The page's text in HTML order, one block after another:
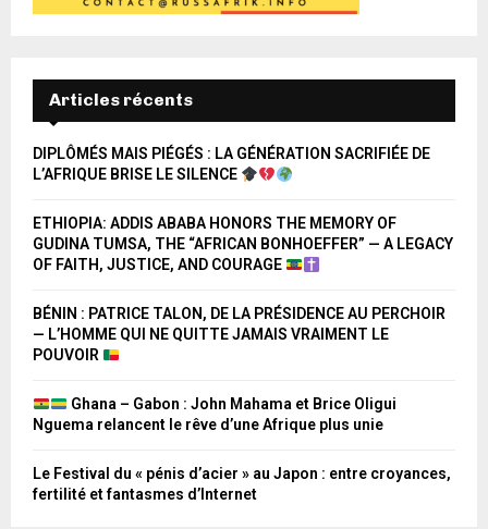
Articles récents
DIPLÔMÉS MAIS PIÉGÉS : LA GÉNÉRATION SACRIFIÉE DE
L’AFRIQUE BRISE LE SILENCE
ETHIOPIA: ADDIS ABABA HONORS THE MEMORY OF
GUDINA TUMSA, THE “AFRICAN BONHOEFFER” — A LEGACY
OF FAITH, JUSTICE, AND COURAGE
BÉNIN : PATRICE TALON, DE LA PRÉSIDENCE AU PERCHOIR
— L’HOMME QUI NE QUITTE JAMAIS VRAIMENT LE
POUVOIR
Ghana – Gabon : John Mahama et Brice Oligui
Nguema relancent le rêve d’une Afrique plus unie
Le Festival du « pénis d’acier » au Japon : entre croyances,
fertilité et fantasmes d’Internet